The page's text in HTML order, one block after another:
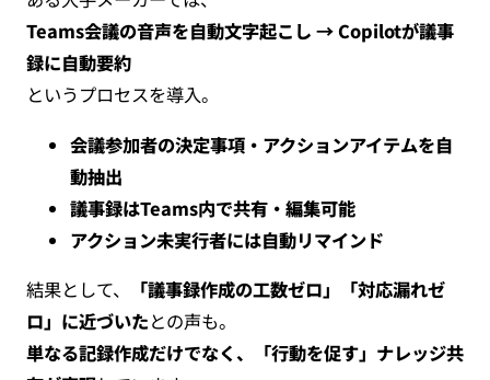
Teams会議の音声を自動文字起こし → Copilotが議事
録に自動要約
というプロセスを導入。
会議参加者の決定事項・アクションアイテムを自
動抽出
議事録はTeams内で共有・編集可能
アクション未実行者には自動リマインド
結果として、
「議事録作成の工数ゼロ」「対応漏れゼ
ロ」に近づいたとの声も。
単なる記録作成だけでなく、「行動を促す」ナレッジ共